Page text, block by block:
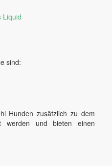
Liquid
sind:
Hunden zusätzlich zu dem
werden und bieten einen